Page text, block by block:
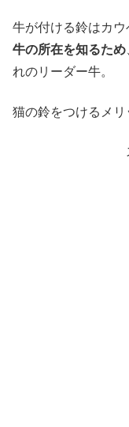
牛が付ける鈴はカ
牛の所在を知るため
れのリーダー牛。
猫の鈴をつけるメリ